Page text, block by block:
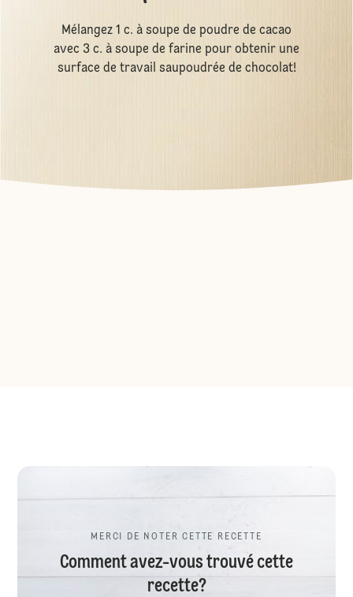
Mélangez 1 c. à soupe de poudre de cacao
avec 3 c. à soupe de farine pour obtenir une
surface de travail saupoudrée de chocolat!
MERCI DE NOTER CETTE RECETTE
Comment avez-vous trouvé cette
recette?